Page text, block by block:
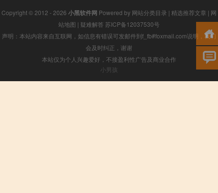
Copyright © 2012 - 2026 小黑软件网 Powered by 网站分类目录 | 精选推荐文章 | 网
站地图 | 疑难解答 苏ICP备12037530号
声明：本站内容来自互联网，如信息有错误可发邮件到f_fb#foxmail.com说明，我们
会及时纠正，谢谢
本站仅为个人兴趣爱好，不接盈利性广告及商业合作
小男孩